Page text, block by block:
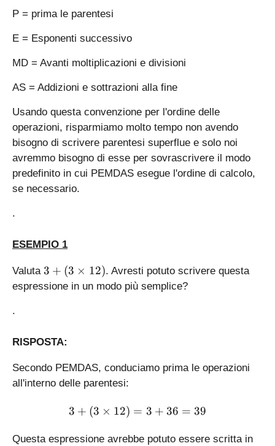
P = prima le parentesi
E = Esponenti successivo
MD = Avanti moltiplicazioni e divisioni
AS = Addizioni e sottrazioni alla fine
Usando questa convenzione per l'ordine delle
operazioni, risparmiamo molto tempo non avendo
bisogno di scrivere parentesi superflue e solo noi
avremmo bisogno di esse per sovrascrivere il modo
predefinito in cui PEMDAS esegue l'ordine di calcolo,
se necessario.
.
ESEMPIO 1
Valuta 3
+
ti
es
2
3 + (3 × 12). Avresti potuto scrivere questa
espressione in un modo più semplice?
.
RISPOSTA:
Secondo PEMDAS, conduciamo prima le operazioni
all'interno delle parentesi:
3+(3\times 12) = 3 + 36
3 + (3 × 12) = 3 + 36 = 39
Questa espressione avrebbe potuto essere scritta in